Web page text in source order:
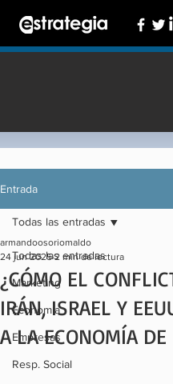
Entrada
Todas las entradas
Marketing
Economía
Empresas
Resp. Social
Todas las entradas
¿CÓMO EL
IRÁN, ISRAEL Y
A LA ECONOMÍA
armandoosoriomaldo
24 jun 2025 2 min de lectura